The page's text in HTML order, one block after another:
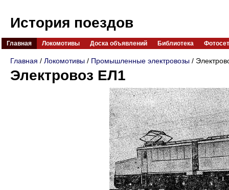
История поездов
Главная Локомотивы Доска объявлений Библиотека
Главная / Локомотивы / Промышленные электровозы /
Электровоз ЕЛ1